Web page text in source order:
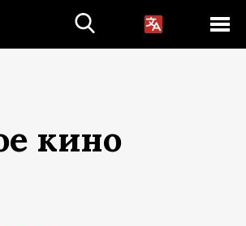
кино